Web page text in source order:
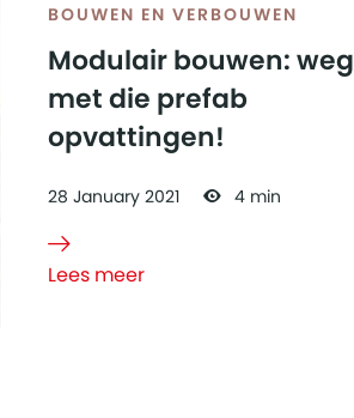
BOUWEN EN VERBOUWEN
Modulair bouwen: weg
met die prefab
opvattingen!
28 January 2021 4 min
Lees meer